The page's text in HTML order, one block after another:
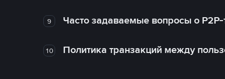
9 Часто задаваемые вопросы о P2P-
10 Политика транзакций между